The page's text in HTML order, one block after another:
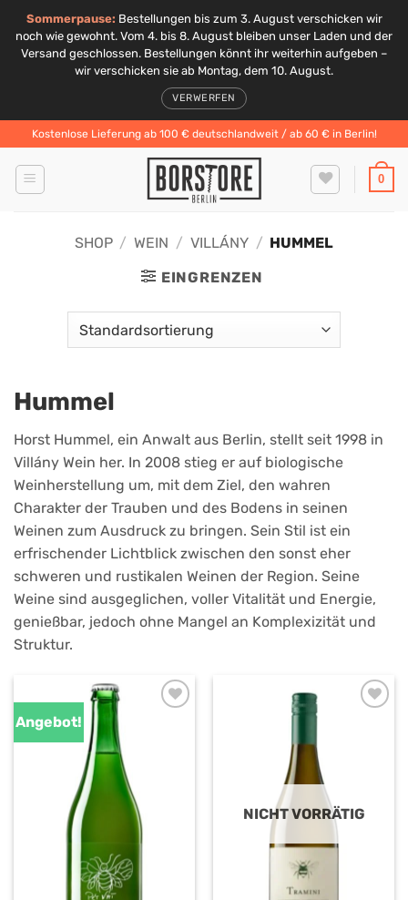
Sommerpause: Bestellungen bis zum 3. August verschicken wir
noch wie gewohnt. Vom 4. bis 8. August bleiben unser Laden und der
Versand geschlossen. Bestellungen könnt ihr weiterhin aufgeben –
wir verschicken sie ab Montag, dem 10. August.
VERWERFEN
Inhalt
springen
Kostenlose Lieferung ab 100 € deutschlandweit / ab 60 € in Berlin!
0
SHOP / WEIN / VILLÁNY / HUMMEL
EINGRENZEN
Hummel
Horst Hummel, ein Anwalt aus Berlin, stellt seit 1998 in
Villány Wein her. In 2008 stieg er auf biologische
Weinherstellung um, mit dem Ziel, den wahren
Charakter der Trauben und des Bodens in seinen
Weinen zum Ausdruck zu bringen. Sein Stil ist ein
erfrischender Lichtblick zwischen den sonst eher
schweren und rustikalen Weinen der Region. Seine
Weine sind ausgeglichen, voller Vitalität und Energie,
genießbar, jedoch ohne Mangel an Komplexizität und
Struktur.
Angebot!
NICHT VORRÄTIG